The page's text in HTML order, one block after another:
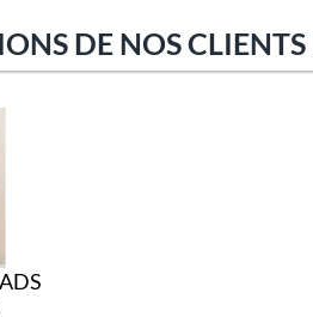
DE NOS